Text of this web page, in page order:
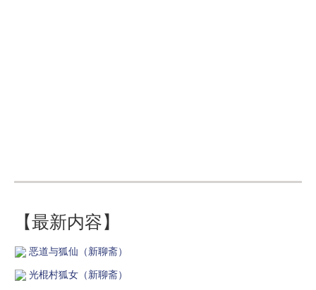
【最新内容】
恶道与狐仙（新聊斋）
光棍村狐女（新聊斋）